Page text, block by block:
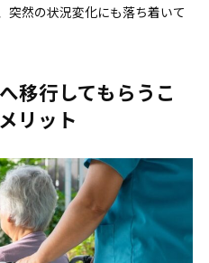
突然の状況変化にも落ち着いて
移行してもらうこ
リット